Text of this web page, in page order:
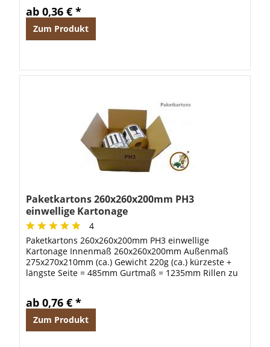
ab 0,36 € *
Zum Produkt
Paketkartons 260x260x200mm PH3
einwellige Kartonage
4
Paketkartons 260x260x200mm PH3 einwellige
Kartonage Innenmaß 260x260x200mm Außenmaß
275x270x210mm (ca.) Gewicht 220g (ca.) kürzeste +
längste Seite = 485mm Gurtmaß = 1235mm Rillen zu
ab 0,76 € *
Zum Produkt